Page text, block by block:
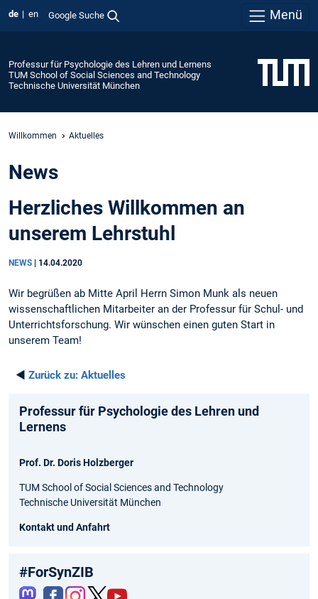
de en Google Suche Menü
Professur für Psychologie des Lehren und Lernens
TUM School of Social Sciences and Technology
Technische Universität München
Willkommen Aktuelles
News
Herzliches Willkommen an
unserem Lehrstuhl
NEWS 14.04.2020
Wir begrüßen ab Mitte April Herrn Simon Munk als neuen
wissenschaftlichen Mitarbeiter an der Professur für Schul- und
Unterrichtsforschung. Wir wünschen einen guten Start in
unserem Team!
◄ Zurück zu: Aktuelles
Professur für Psychologie des Lehren und
Lernens
Prof. Dr. Doris Holzberger
TUM School of Social Sciences and Technology
Technische Universität München
Kontakt und Anfahrt
#ForSynZIB